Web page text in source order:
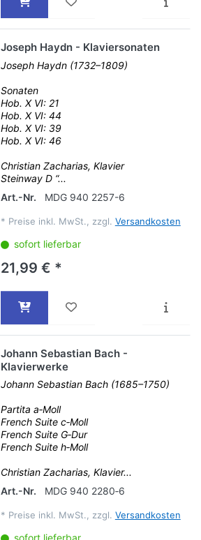
Joseph Haydn - Klaviersonaten
Joseph Haydn (1732–1809)
Sonaten
Hob. X VI: 21
Hob. X VI: 44
Hob. X VI: 39
Hob. X VI: 46
Christian Zacharias, Klavier
Steinway D “...
Art.-Nr.
MDG 940 2257-6
* Preise inkl. MwSt., zzgl. Versandkosten
sofort lieferbar
21,99 € *
Johann Sebastian Bach -
Klavierwerke
Johann Sebastian Bach (1685–1750)
Partita a‐Moll
French Suite c‐Moll
French Suite G‐Dur
French Suite h‐Moll
Christian Zacharias, Klavier...
Art.-Nr.
MDG 940 2280‐6
* Preise inkl. MwSt., zzgl. Versandkosten